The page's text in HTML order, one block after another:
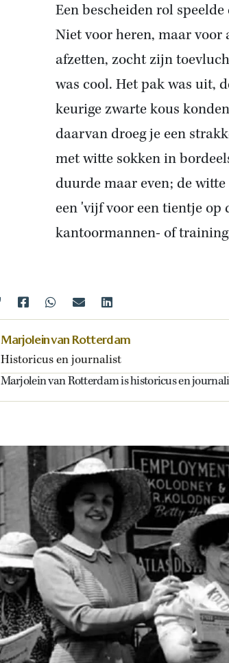
Een bescheiden rol
Niet voor heren, maar
afzetten, zocht zijn
was cool. Het pak was uit,
keurige zwarte kous
daarvan droeg je een
met witte sokken in
duurde maar even; de
een 'vijf voor een tientje op
kantoormannen- of
Marjolein van Rotterdam
Historicus en journalist
Marjolein van Rotterdam is historicus en